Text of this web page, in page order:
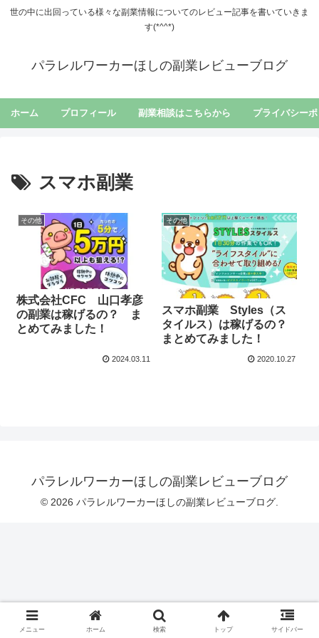
世の中に出回っている様々な副業情報についてのレビュー記事を書いていきま
す(*^^*)
パラレルワーカーほしの副業レビューブログ
ホーム プロフィール 副業相談はこちらから プライバシー
スマホ副業
その他
株式会社CFC 山口孝彦
の副業は稼げるの？ ま
とめてみました！
2024.03.11
その他
スマホ副業 Styles（ス
タイルス）は稼げるの？
まとめてみました！
2020.10.27
パラレルワーカーほしの副業レビューブログ
© 2026 パラレルワーカーほしの副業レビューブログ.
メニュー ホーム 検索 トップ サイドバー